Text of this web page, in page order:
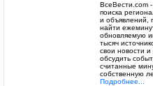
ВсеВести.com
поиска
и объявлений,
найти
обновляемую
тысяч
свои новости и
обсудить
считанные
собственную
Подробнее...